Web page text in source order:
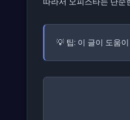
💡 팁: 이 글이 도움